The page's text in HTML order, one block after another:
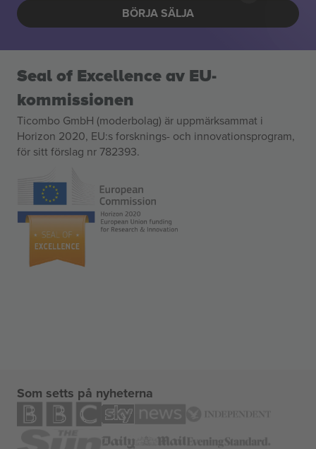
BÖRJA SÄLJA
Seal of Excellence av EU-
kommissionen
Ticombo GmbH (moderbolag) är uppmärksammat i
Horizon 2020, EU:s forsknings- och innovationsprogram,
för sitt förslag nr 782393.
Som setts på nyheterna